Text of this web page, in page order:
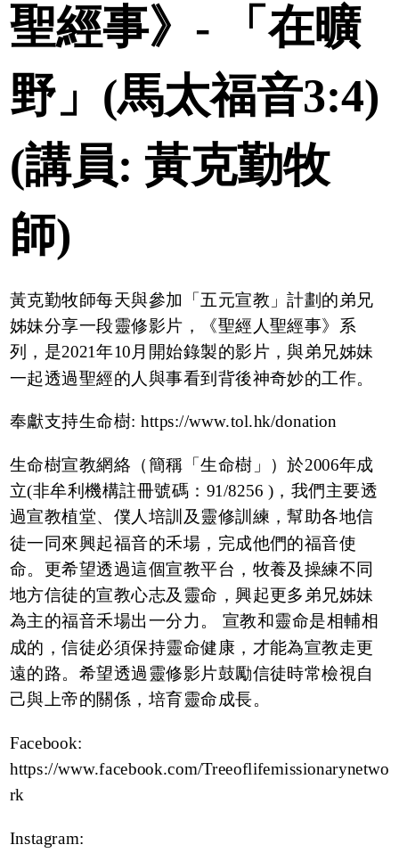
聖經事》- 「在曠
野」(馬太福音3:4)
(講員: 黃克勤牧
師)
黃克勤牧師每天與參加「五元宣教」計劃的弟兄
姊妹分享一段靈修影片，《聖經人聖經事》系
列，是2021年10月開始錄製的影片，與弟兄姊妹
一起透過聖經的人與事看到背後神奇妙的工作。
奉獻支持生命樹: https://www.tol.hk/donation
生命樹宣教網絡（簡稱「生命樹」）於2006年成
立(非牟利機構註冊號碼：91/8256 )，我們主要透
過宣教植堂、僕人培訓及靈修訓練，幫助各地信
徒一同來興起福音的禾場，完成他們的福音使
命。更希望透過這個宣教平台，牧養及操練不同
地方信徒的宣教心志及靈命，興起更多弟兄姊妹
為主的福音禾場出一分力。 宣教和靈命是相輔相
成的，信徒必須保持靈命健康，才能為宣教走更
遠的路。希望透過靈修影片鼓勵信徒時常檢視自
己與上帝的關係，培育靈命成長。
Facebook:
https://www.facebook.com/Treeoflifemissionarynetwo
rk
Instagram: